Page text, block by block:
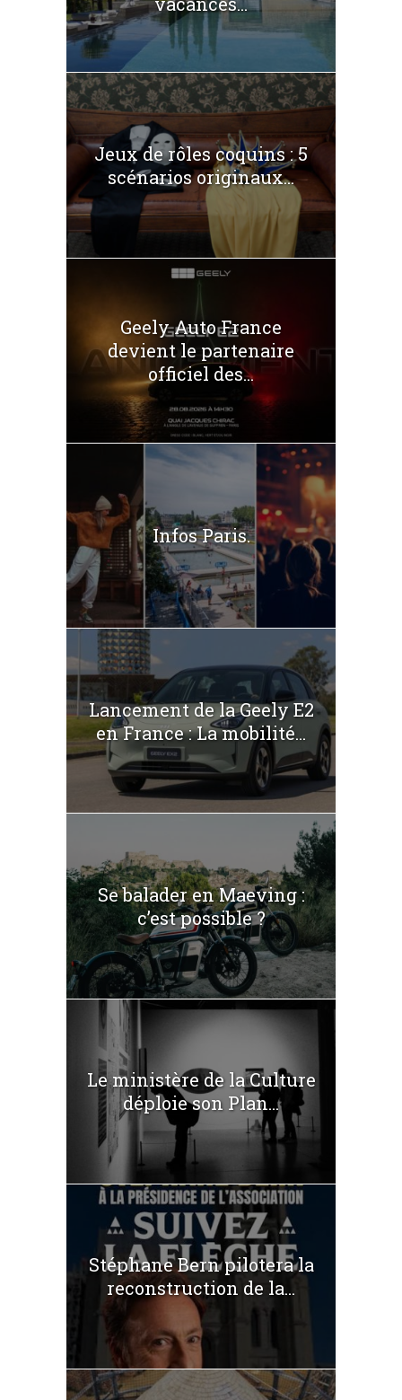
Jeux de rôles coquins : 5
scénarios originaux...
Geely Auto France
devient le partenaire
officiel des...
Infos Paris.
Lancement de la Geely E2
en France : La mobilité...
Se balader en Maeving :
c’est possible ?
Le ministère de la Culture
déploie son Plan...
Stéphane Bern pilotera la
reconstruction de la...